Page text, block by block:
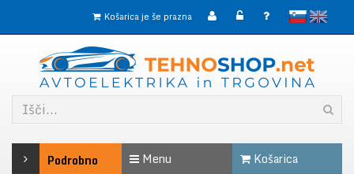
slovenskoEnglish
Košarica je še prazna
Podrobno Menu Košarica